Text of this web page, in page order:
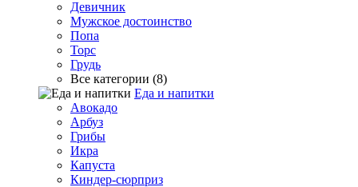
Девичник
Мужское достоинство
Попа
Торс
Грудь
Все категории (8)
Еда и напитки
Авокадо
Арбуз
Грибы
Икра
Капуста
Киндер-сюрприз